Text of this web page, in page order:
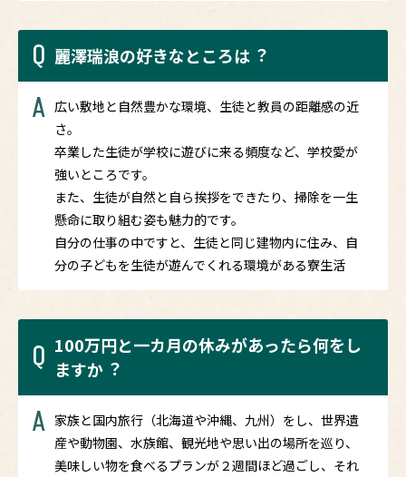
Q 麗澤瑞浪の好きなところは︖
A 広い敷地と自然豊かな環境、生徒と教員の距離感の近
さ。
卒業した生徒が学校に遊びに来る頻度など、学校愛が
強いところです。
また、生徒が自然と自ら挨拶をできたり、掃除を一生
懸命に取り組む姿も魅力的です。
自分の仕事の中ですと、生徒と同じ建物内に住み、自
分の子どもを生徒が遊んでくれる環境がある寮生活
Q 100万円と一カ月の休みがあったら何をし
ますか︖
A 家族と国内旅行（北海道や沖縄、九州）をし、世界遺
産や動物園、水族館、観光地や思い出の場所を巡り、
美味しい物を食べるプランが２週間ほど過ごし、それ